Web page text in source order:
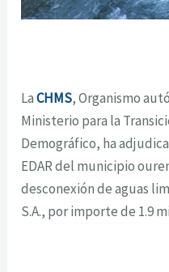
LaCHMS, Organismo
Ministerio para la
Demográfico, ha
EDAR del municipio
desconexión de aguas
S.A., por importe de 1.9